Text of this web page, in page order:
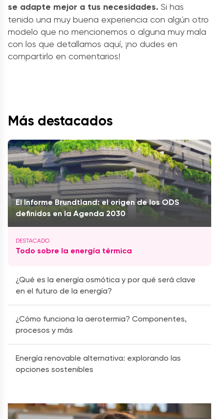
se adapte mejor a tus necesidades. Si has
tenido una muy buena experiencia con algún otro
modelo que no mencionemos o alguna muy mala
con los que detallamos aquí, ¡no dudes en
compartirlo en comentarios!
Más destacados
El Informe Brundtland: el origen de los ODS
definidos en la Agenda 2030
Todo sobre la energía térmica
¿Qué es la energía osmótica y por qué será clave
en el futuro de la energía?
¿Cómo funciona la aerotermia? Componentes,
procesos y más
Energía renovable alternativa: explorando las
opciones sostenibles